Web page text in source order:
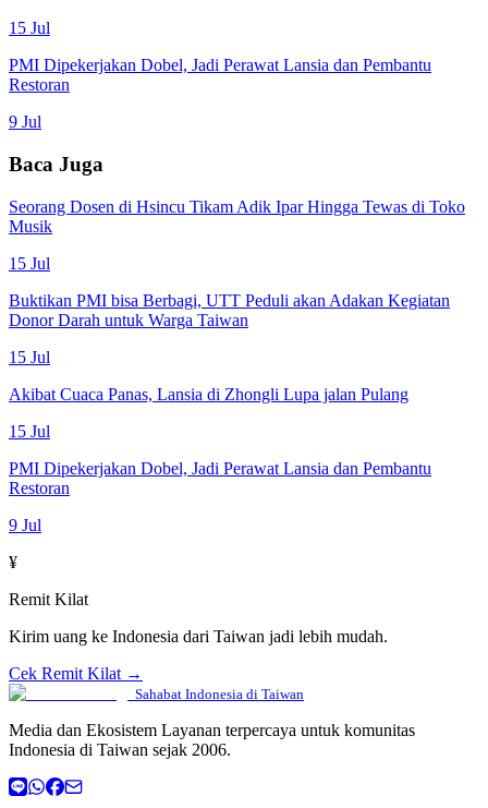
15 Jul
PMI Dipekerjakan Dobel, Jadi Perawat Lansia dan Pembantu
Restoran
9 Jul
Baca Juga
Seorang Dosen di Hsincu Tikam Adik Ipar Hingga Tewas di Toko
Musik
15 Jul
Buktikan PMI bisa Berbagi, UTT Peduli akan Adakan Kegiatan
Donor Darah untuk Warga Taiwan
15 Jul
Akibat Cuaca Panas, Lansia di Zhongli Lupa jalan Pulang
15 Jul
PMI Dipekerjakan Dobel, Jadi Perawat Lansia dan Pembantu
Restoran
9 Jul
¥
Remit Kilat
Kirim uang ke Indonesia dari Taiwan jadi lebih mudah.
Cek Remit Kilat →
Sahabat Indonesia di Taiwan
Media dan Ekosistem Layanan terpercaya untuk komunitas
Indonesia di Taiwan sejak 2006.